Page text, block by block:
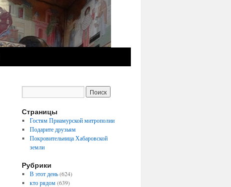
Страницы
Гостям Приамурской митрополии
Подарите друзьям
Покровительница Хабаровской
земли
Рубрики
В этот день(624)
кто рядом(639)